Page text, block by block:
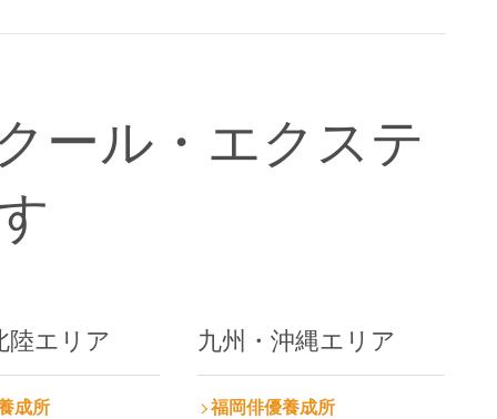
ール・エクステ
陸エリア
成所
九州・沖縄エリア
福岡俳優養成所